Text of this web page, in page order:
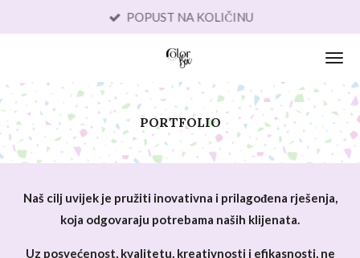
content
BESPLATNA DOSTAVA OD 150,00 €
PORTFOLIO
Naš cilj uvijek je pružiti inovativna i prilagođena rješenja,
koja odgovaraju potrebama naših klijenata.
Uz posvećenost, kvalitetu, kreativnosti i efikasnosti, ne